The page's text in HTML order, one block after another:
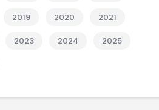
2019 2020 2021
2023 2024 2025